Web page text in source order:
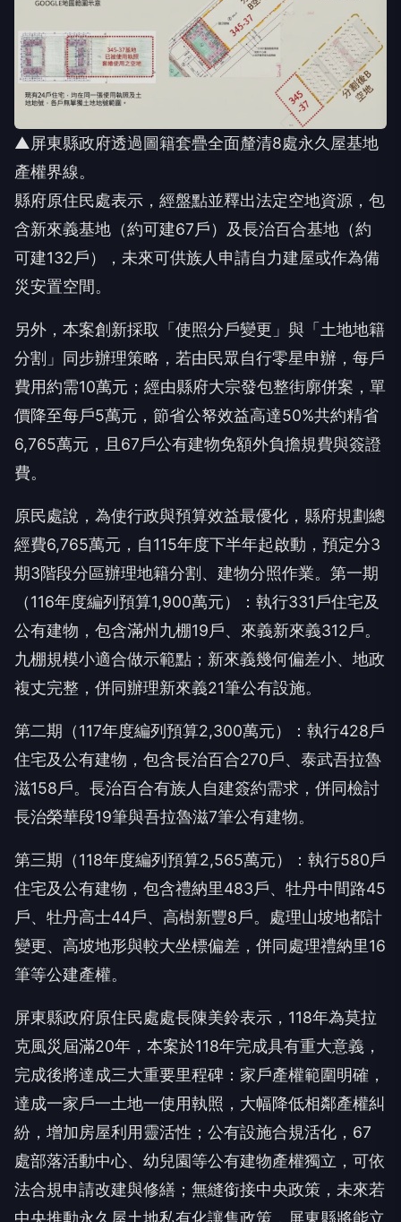
▲屏東縣政府透過圖籍套疊全面釐清8處永久屋基地
產權界線。
縣府原住民處表示，經盤點並釋出法定空地資源，包
含新來義基地（約可建67戶）及長治百合基地（約
可建132戶），未來可供族人申請自力建屋或作為備
災安置空間。
另外，本案創新採取「使照分戶變更」與「土地地籍
分割」同步辦理策略，若由民眾自行零星申辦，每戶
費用約需10萬元；經由縣府大宗發包整街廓併案，單
價降至每戶5萬元，節省公帑效益高達50%共約精省
6,765萬元，且67戶公有建物免額外負擔規費與簽證
費。
原民處說，為使行政與預算效益最優化，縣府規劃總
經費6,765萬元，自115年度下半年起啟動，預定分3
期3階段分區辦理地籍分割、建物分照作業。第一期
（116年度編列預算1,900萬元）：執行331戶住宅及
公有建物，包含滿州九棚19戶、來義新來義312戶。
九棚規模小適合做示範點；新來義幾何偏差小、地政
複丈完整，併同辦理新來義21筆公有設施。
第二期（117年度編列預算2,300萬元）：執行428戶
住宅及公有建物，包含長治百合270戶、泰武吾拉魯
滋158戶。長治百合有族人自建簽約需求，併同檢討
長治榮華段19筆與吾拉魯滋7筆公有建物。
第三期（118年度編列預算2,565萬元）：執行580戶
住宅及公有建物，包含禮納里483戶、牡丹中間路45
戶、牡丹高士44戶、高樹新豐8戶。處理山坡地都計
變更、高坡地形與較大坐標偏差，併同處理禮納里16
筆等公建產權。
屏東縣政府原住民處處長陳美鈴表示，118年為莫拉
克風災屆滿20年，本案於118年完成具有重大意義，
完成後將達成三大重要里程碑：家戶產權範圍明確，
達成一家戶一土地一使用執照，大幅降低相鄰產權糾
紛，增加房屋利用靈活性；公有設施合規活化，67
處部落活動中心、幼兒園等公有建物產權獨立，可依
法合規申請改建與修繕；無縫銜接中央政策，未來若
中央推動永久屋土地私有化讓售政策，屏東縣將能立